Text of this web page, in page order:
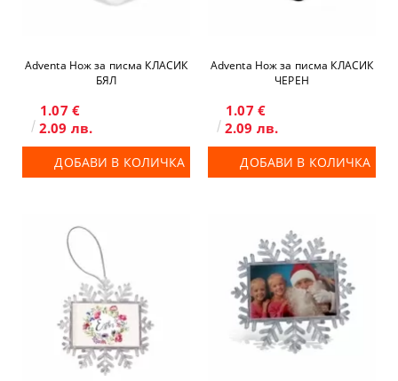
Adventa Нож за писма КЛАСИК
БЯЛ
1.07 €
2.09 лв.
ДОБАВИ В КОЛИЧКА
Adventa Нож за писма КЛАСИК
ЧЕРЕН
1.07 €
2.09 лв.
ДОБАВИ В КОЛИЧКА